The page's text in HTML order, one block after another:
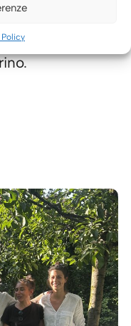
Policy
Valdese
6
.